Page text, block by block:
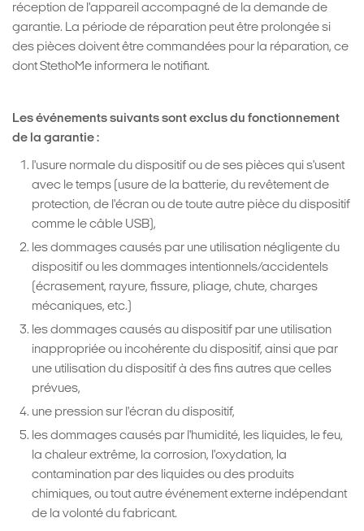
réception de l'appareil accompagné de la demande de
garantie. La période de réparation peut être prolongée si
des pièces doivent être commandées pour la réparation, ce
dont StethoMe informera le notifiant.
Les événements suivants sont exclus du fonctionnement
de la garantie :
l'usure normale du dispositif ou de ses pièces qui s'usent
avec le temps (usure de la batterie, du revêtement de
protection, de l'écran ou de toute autre pièce du dispositif
comme le câble USB),
les dommages causés par une utilisation négligente du
dispositif ou les dommages intentionnels/accidentels
(écrasement, rayure, fissure, pliage, chute, charges
mécaniques, etc.)
les dommages causés au dispositif par une utilisation
inappropriée ou incohérente du dispositif, ainsi que par
une utilisation du dispositif à des fins autres que celles
prévues,
une pression sur l'écran du dispositif,
les dommages causés par l'humidité, les liquides, le feu,
la chaleur extrême, la corrosion, l'oxydation, la
contamination par des liquides ou des produits
chimiques, ou tout autre événement externe indépendant
de la volonté du fabricant.